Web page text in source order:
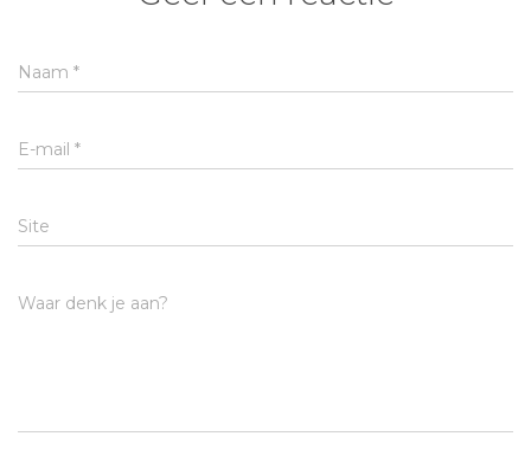
Naam *
E-mail *
Site
Waar denk je aan?